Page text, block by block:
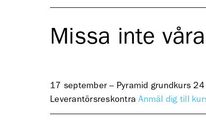
Missa inte
17 september – Pyramid grundkurs
LeverantörsreskontraAnmäl dig till